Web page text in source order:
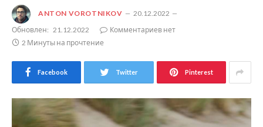
ANTON VOROTNIKOV
20.12.2022
Обновлен: 21.12.2022
Комментариев нет
2 Минуты на прочтение
Facebook Twitter Pinterest